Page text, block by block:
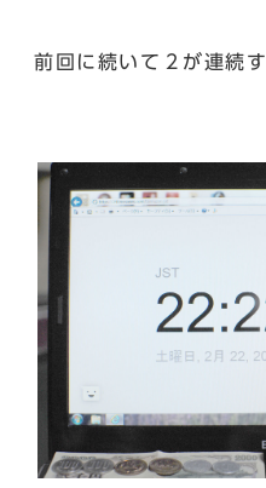
前回に続いて２が連続